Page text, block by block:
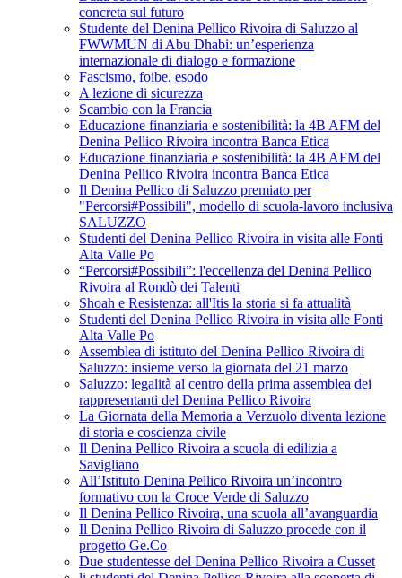
concreta sul futuro
Studente del Denina Pellico Rivoira di Saluzzo al
FWWMUN di Abu Dhabi: un’esperienza
internazionale di dialogo e formazione
Fascismo, foibe, esodo
A lezione di sicurezza
Scambio con la Francia
Educazione finanziaria e sostenibilità: la 4B AFM del
Denina Pellico Rivoira incontra Banca Etica
Educazione finanziaria e sostenibilità: la 4B AFM del
Denina Pellico Rivoira incontra Banca Etica
Il Denina Pellico di Saluzzo premiato per
"Percorsi#Possibili", modello di scuola-lavoro inclusiva
SALUZZO
Studenti del Denina Pellico Rivoira in visita alle Fonti
Alta Valle Po
“Percorsi#Possibili”: l'eccellenza del Denina Pellico
Rivoira al Rondò dei Talenti
Shoah e Resistenza: all'Itis la storia si fa attualità
Studenti del Denina Pellico Rivoira in visita alle Fonti
Alta Valle Po
Assemblea di istituto del Denina Pellico Rivoira di
Saluzzo: insieme verso la giornata del 21 marzo
Saluzzo: legalità al centro della prima assemblea dei
rappresentanti del Denina Pellico Rivoira
La Giornata della Memoria a Verzuolo diventa lezione
di storia e coscienza civile
Il Denina Pellico Rivoira a scuola di edilizia a
Savigliano
All’Istituto Denina Pellico Rivoira un’incontro
formativo con la Croce Verde di Saluzzo
Il Denina Pellico Rivoira, una scuola all’avanguardia
Il Denina Pellico Rivoira di Saluzzo procede con il
progetto Ge.Co
Due studentesse del Denina Pellico Rivoira a Cusset